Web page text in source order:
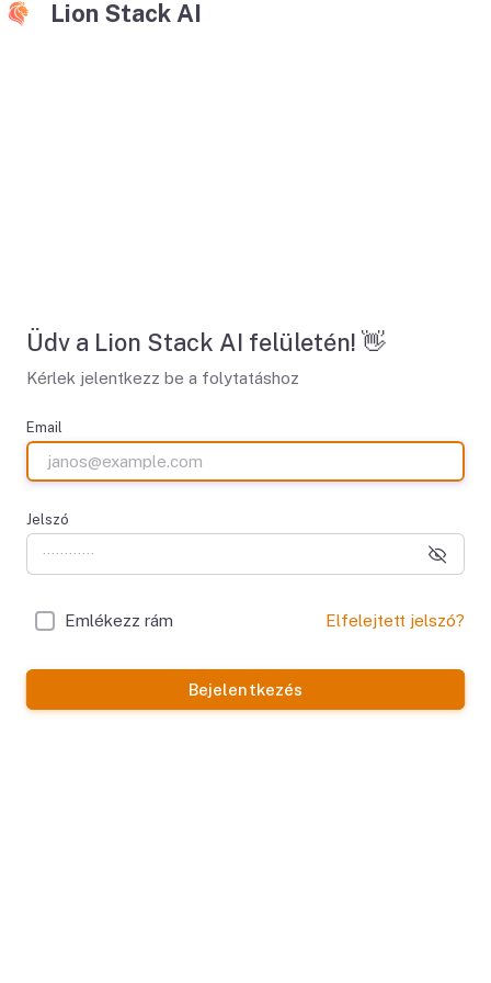
Lion Stack AI
Üdv a Lion Stack AI felületén! 👋
Kérlek jelentkezz be a folytatáshoz
Email
Jelszó
Emlékezz rám Elfelejtett jelszó?
Bejelentkezés